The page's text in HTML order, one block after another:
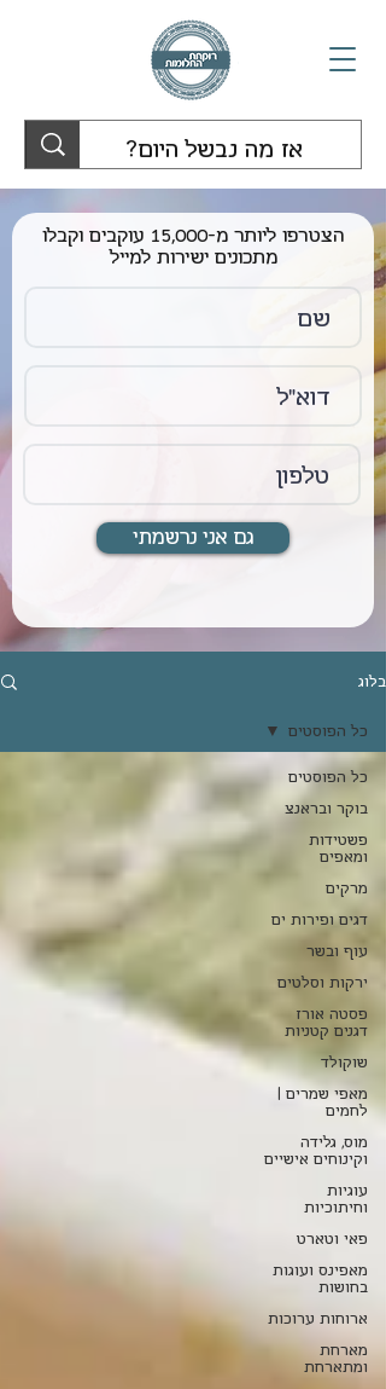
הצטרפו ליותר מ-15,000 עוקבים וקבלו
מתכונים ישירות למייל
גם אני נרשמתי
בלוג
כל הפוסטים
בוקר ובראנצ
פשטידות
ומאפים
מרקים
דגים ופירות ים
עוף ובשר
ירקות וסלטים
פסטה אורז
דגנים קטניות
שוקולד
מאפי שמרים |
לחמים
מוס, גלידה
וקינוחים אישיים
עוגיות
וחיתוכיות
פאי וטארט
מאפינס ועוגות
בחושות
ארוחות ערוכות
מארחת
ומתארחת
כל הפוסטים